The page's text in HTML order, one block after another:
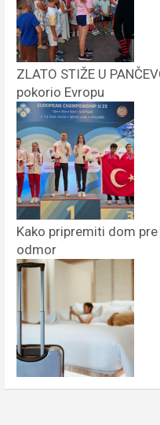
ZLATO STIŽE U
pokorio Evropu
Kako pripremiti dom
odmor